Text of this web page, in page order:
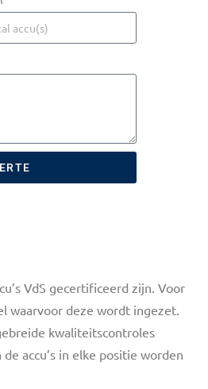
VdS gecertificeerd zijn. Voor
waarvoor deze wordt ingezet.
kwaliteitscontroles
accu’s in elke positie worden